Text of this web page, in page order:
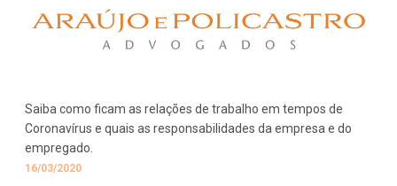
Saiba como ficam as relações de trabalho em tempos de
Coronavírus e quais as responsabilidades da empresa e do
empregado.
16/03/2020